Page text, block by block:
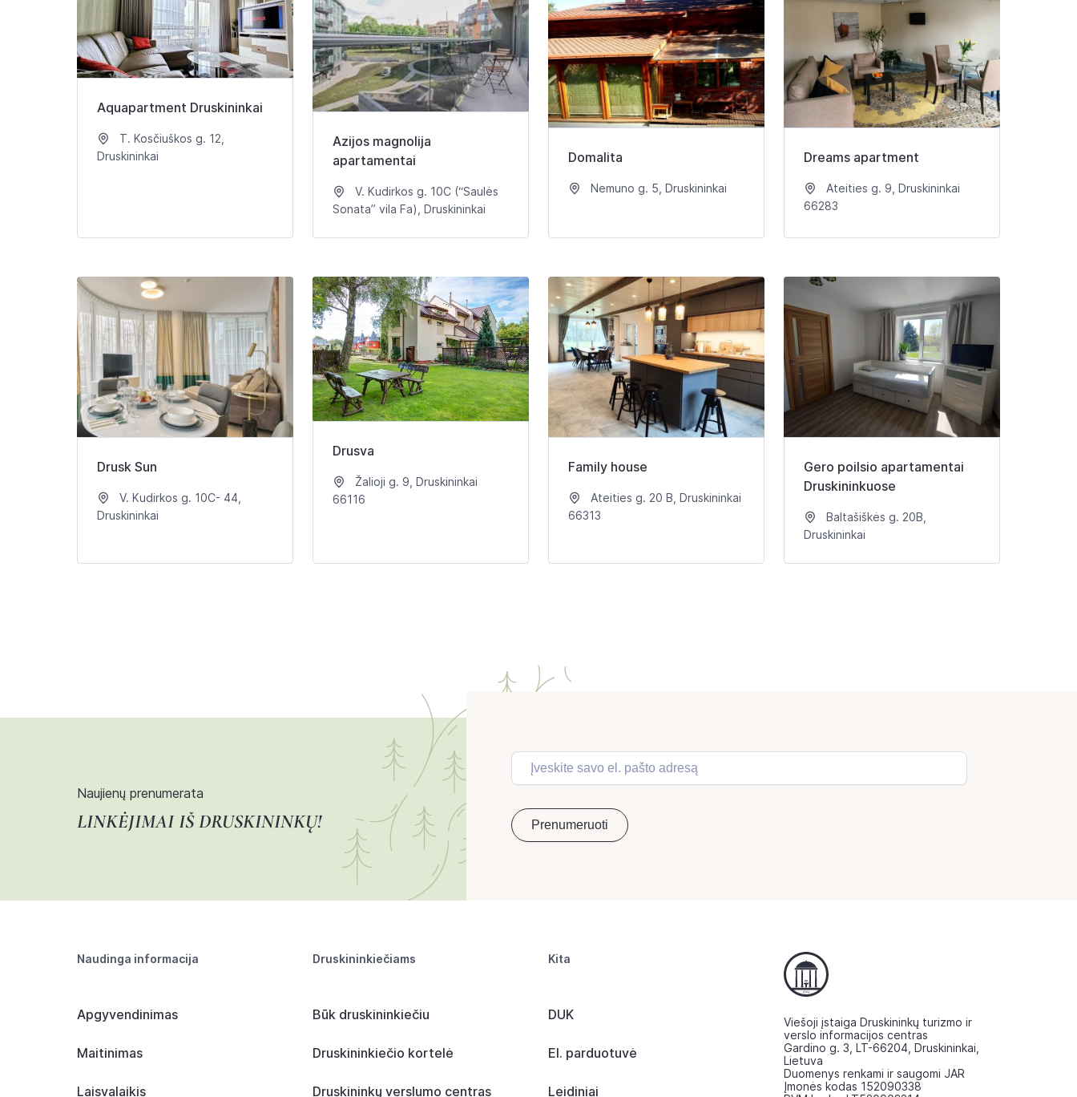
Aquapartment Druskininkai
T. Kosčiuškos g. 12,
Druskininkai
Azijos magnolija
apartamentai
V. Kudirkos g. 10C (“Saulės
Sonata” vila Fa), Druskininkai
Domalita
Nemuno g. 5, Druskininkai
Dreams apartment
Ateities g. 9, Druskininkai
66283
Drusk Sun
V. Kudirkos g. 10C- 44,
Druskininkai
Drusva
Žalioji g. 9, Druskininkai
66116
Family house
Ateities g. 20 B, Druskininkai
66313
Gero poilsio apartamentai
Druskininkuose
Baltašiškės g. 20B,
Druskininkai
Naujienų prenumerata
LINKĖJIMAI IŠ DRUSKININKŲ!
Naudinga informacija
Apgyvendinimas
Maitinimas
Laisvalaikis
Druskininkiečiams
Būk druskininkiečiu
Druskininkiečio kortelė
Druskininkų verslumo centras
Kita
DUK
El. parduotuvė
Leidiniai
Viešoji įstaiga Druskininkų turizmo ir
verslo informacijos centras
Gardino g. 3, LT-66204, Druskininkai,
Lietuva
Duomenys renkami ir saugomi JAR
Įmonės kodas 152090338